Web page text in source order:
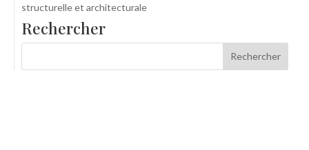
structurelle et architecturale
Rechercher
Rechercher